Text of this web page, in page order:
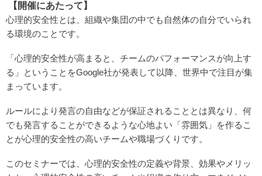
【開催にあたって】
心理的安全性とは、組織や集団の中でも自然体の自分でいられ
る環境のことです。
「心理的安全性が高まると、チームのパフォーマンスが向上す
る」ということをGoogle社が発表して以降、世界中で注目が集
まっています。
ルールにより発言の自由などが保証されることとは異なり、何
でも発言することができるような心地よい「雰囲気」を作るこ
とが心理的安全性の高いチームや職場づくりです。
このセミナーでは、心理的安全性の定義や背景、効果やメリッ